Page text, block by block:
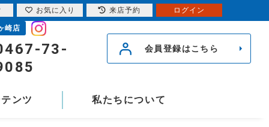
崎店
73-
会員登録はこちら
ンツ 私たちについて
お気に入り 来店予約 ログイン